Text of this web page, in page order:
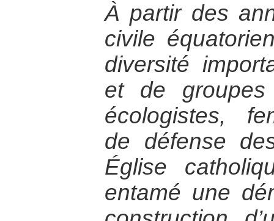
À partir des
civile
diversité
et de
écologistes,
de défense
Église
entamé une